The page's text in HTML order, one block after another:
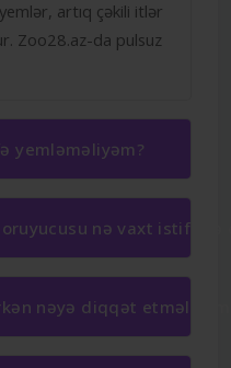
artıq çəkili itlər
Zoo28.az-da pulsuz
yemləməliyəm?
nə vaxt istifadə
nəyə diqqət